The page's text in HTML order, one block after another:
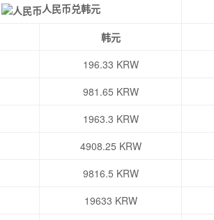
人民币兑韩元
韩元
196.33 KRW
981.65 KRW
1963.3 KRW
4908.25 KRW
9816.5 KRW
19633 KRW